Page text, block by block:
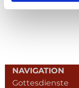
NAVIGATION
Gottesdienste